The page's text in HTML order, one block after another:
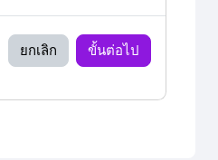
ยกเลิก ขั้นต่อไป